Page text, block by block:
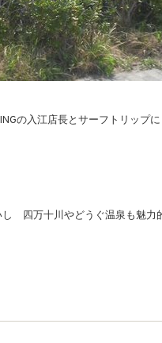
の入江店長とサーフトリップに
し 四万十川やどうぐ温泉も魅力